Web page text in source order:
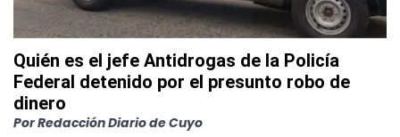
Quién es el jefe Antidrogas de la Policía
Federal detenido por el presunto robo de
dinero
PorRedacción Diario de Cuyo